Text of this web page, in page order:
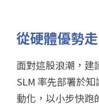
從硬體優勢
面對這股浪潮，建
SLM 率先部署於
動化，以小步快跑